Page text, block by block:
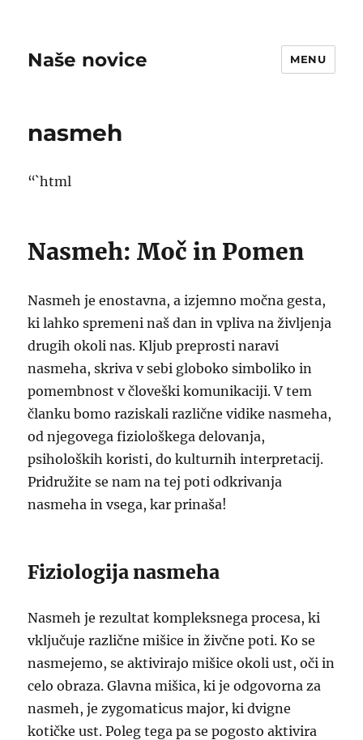
Naše novice MENU
nasmeh
“`html
Nasmeh: Moč in Pomen
Nasmeh je enostavna, a izjemno močna gesta,
ki lahko spremeni naš dan in vpliva na življenja
drugih okoli nas. Kljub preprosti naravi
nasmeha, skriva v sebi globoko simboliko in
pomembnost v človeški komunikaciji. V tem
članku bomo raziskali različne vidike nasmeha,
od njegovega fiziološkega delovanja,
psiholoških koristi, do kulturnih interpretacij.
Pridružite se nam na tej poti odkrivanja
nasmeha in vsega, kar prinaša!
Fiziologija nasmeha
Nasmeh je rezultat kompleksnega procesa, ki
vključuje različne mišice in živčne poti. Ko se
nasmejemo, se aktivirajo mišice okoli ust, oči in
celo obraza. Glavna mišica, ki je odgovorna za
nasmeh, je zygomaticus major, ki dvigne
kotičke ust. Poleg tega pa se pogosto aktivira